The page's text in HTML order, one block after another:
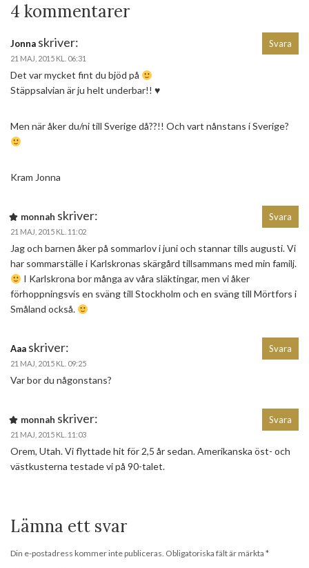
4 kommentarer
Jonna skriver:
21 MAJ, 2015 KL. 06:31
Det var mycket fint du bjöd på
Stäppsalvian är ju helt underbar!! ♥
Men när åker du/ni till Sverige då??!! Och vart nånstans i Sverige?
Kram Jonna
Svara
monnah skriver:
21 MAJ, 2015 KL. 11:02
Jag och barnen åker på sommarlov i juni och stannar tills augusti. Vi
har sommarställe i Karlskronas skärgård tillsammans med min familj.
I Karlskrona bor många av våra släktingar, men vi åker
förhoppningsvis en sväng till Stockholm och en sväng till Mörtfors i
Småland också.
Svara
Aaa skriver:
21 MAJ, 2015 KL. 09:25
Var bor du någonstans?
Svara
monnah skriver:
21 MAJ, 2015 KL. 11:03
Orem, Utah. Vi flyttade hit för 2,5 år sedan. Amerikanska öst- och
västkusterna testade vi på 90-talet.
Svara
Lämna ett svar
Din e-postadress kommer inte publiceras. Obligatoriska fält är märkta *